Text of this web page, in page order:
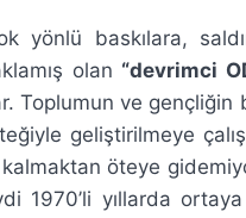
yönlü baskılara,
olan “devrimci
Toplumun ve gençliğin
geliştirilmeye
öteye
1970’li yıllarda